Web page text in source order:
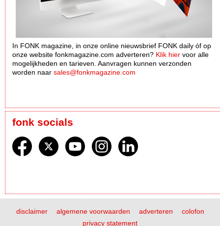
In FONK magazine, in onze online nieuwsbrief FONK daily óf op
onze website fonkmagazine.com adverteren? Klik hier voor alle
mogelijkheden en tarieven. Aanvragen kunnen verzonden
worden naar sales@fonkmagazine.com
fonk socials
disclaimer algemene voorwaarden adverteren
colofon
privacy statement